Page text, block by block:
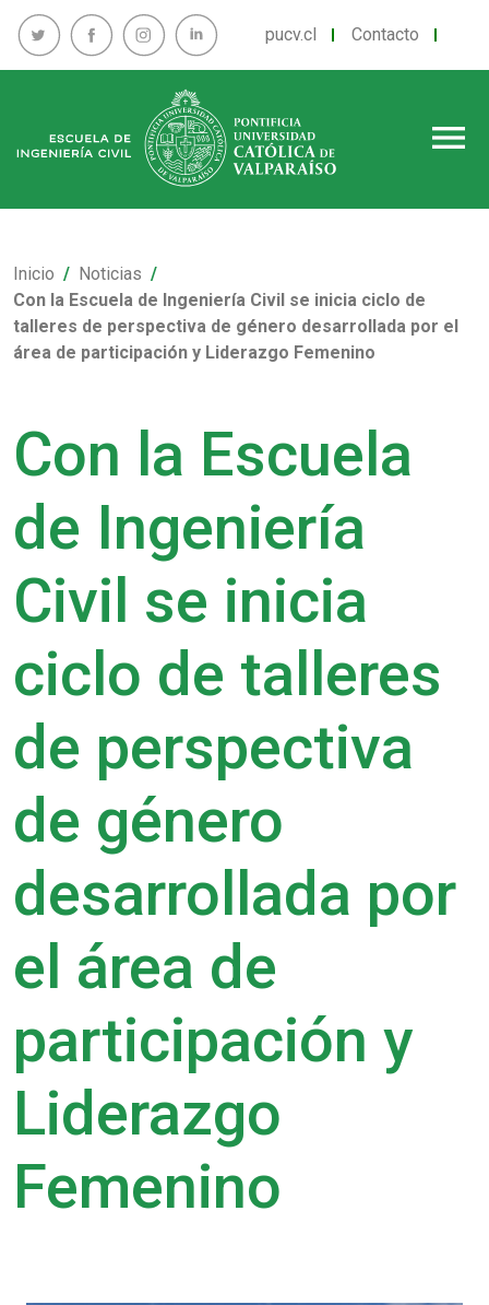
pucv.cl Contacto
menu
Inicio
Noticias
Con la Escuela de Ingeniería Civil se inicia ciclo de
talleres de perspectiva de género desarrollada por el
área de participación y Liderazgo Femenino
Con la Escuela
de Ingeniería
Civil se inicia
ciclo de talleres
de perspectiva
de género
desarrollada por
el área de
participación y
Liderazgo
Femenino